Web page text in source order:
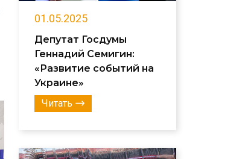
01.05.2025
Депутат Госдумы
Геннадий Семигин:
«Развитие событий на
Украине»
Читать